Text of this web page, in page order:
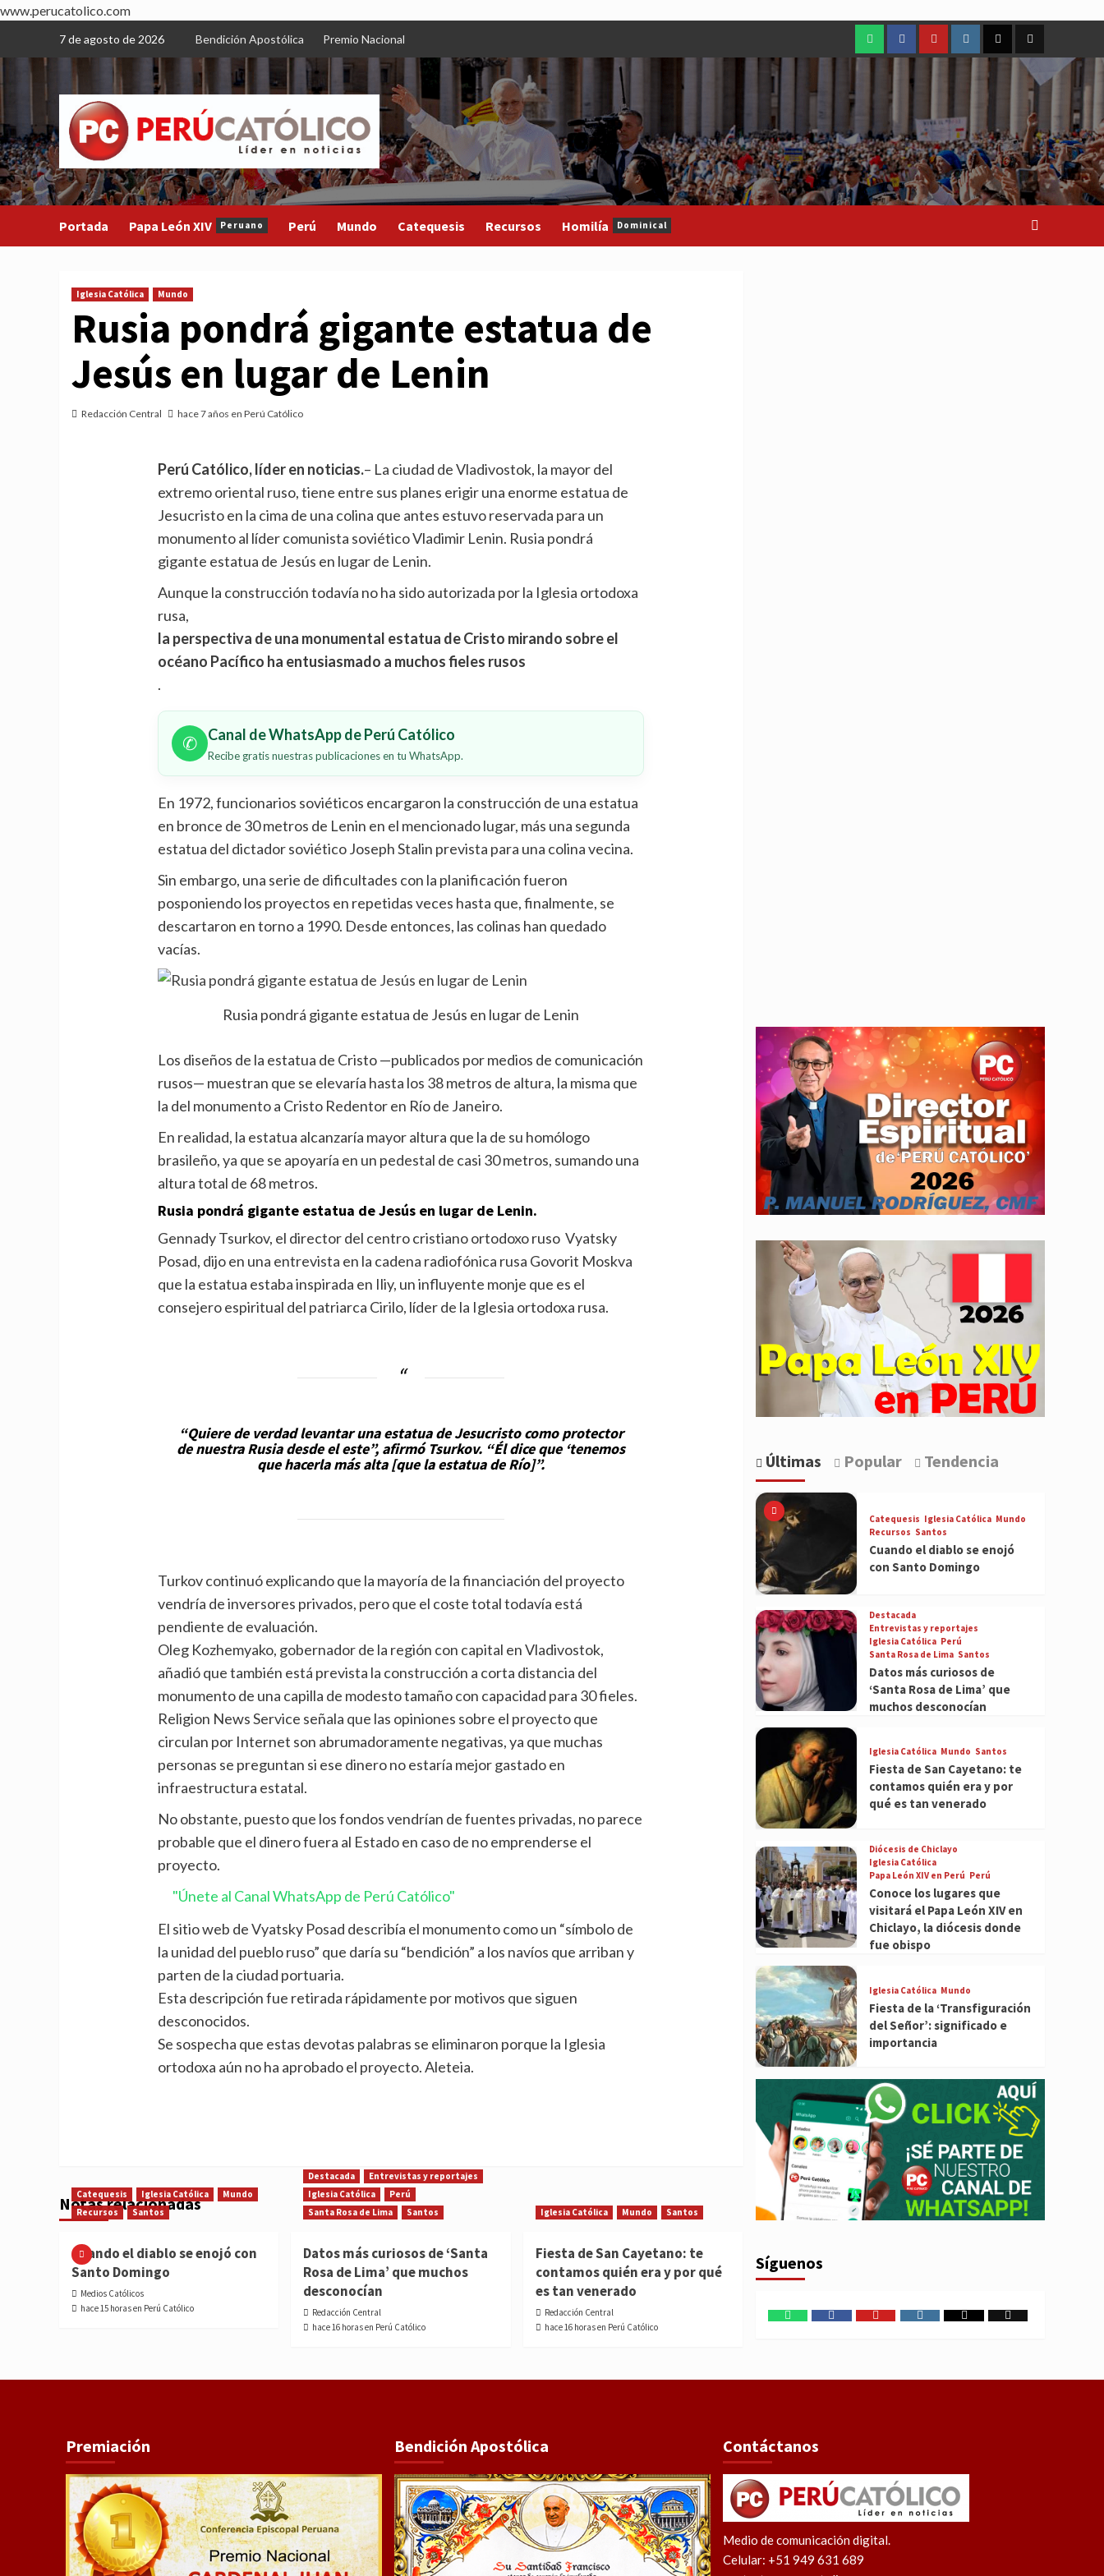
www.perucatolico.com
content
7 de agosto de 2026 Bendición Apostólica Premio Nacional
WhatsAppFacebookYoutubeInstagram
X TikTok
Portada Papa León XIV Peruano Perú Mundo Catequesis Recursos Homilía Dominical
Iglesia Católica Mundo
Rusia pondrá gigante estatua de
Jesús en lugar de Lenin
Redacción Central hace 7 años en Perú Católico
Perú Católico, líder en noticias.– La ciudad de Vladivostok, la mayor del
extremo oriental ruso, tiene entre sus planes erigir una enorme estatua de
Jesucristo en la cima de una colina que antes estuvo reservada para un
monumento al líder comunista soviético Vladimir Lenin. Rusia pondrá
gigante estatua de Jesús en lugar de Lenin.
Aunque la construcción todavía no ha sido autorizada por la Iglesia ortodoxa
rusa,
la perspectiva de una monumental estatua de Cristo mirando sobre el
océano Pacífico ha entusiasmado a muchos fieles rusos
.
✆ Canal de WhatsApp de Perú Católico
Recibe gratis nuestras publicaciones en tu WhatsApp.
En 1972, funcionarios soviéticos encargaron la construcción de una estatua
en bronce de 30 metros de Lenin en el mencionado lugar, más una segunda
estatua del dictador soviético Joseph Stalin prevista para una colina vecina.
Sin embargo, una serie de dificultades con la planificación fueron
posponiendo los proyectos en repetidas veces hasta que, finalmente, se
descartaron en torno a 1990. Desde entonces, las colinas han quedado
vacías.
Rusia pondrá gigante estatua de Jesús en lugar de Lenin
Los diseños de la estatua de Cristo —publicados por medios de comunicación
rusos— muestran que se elevaría hasta los 38 metros de altura, la misma que
la del monumento a Cristo Redentor en Río de Janeiro.
En realidad, la estatua alcanzaría mayor altura que la de su homólogo
brasileño, ya que se apoyaría en un pedestal de casi 30 metros, sumando una
altura total de 68 metros.
Rusia pondrá gigante estatua de Jesús en lugar de Lenin.
Gennady Tsurkov, el director del centro cristiano ortodoxo ruso Vyatsky
Posad, dijo en una entrevista en la cadena radiofónica rusa Govorit Moskva
que la estatua estaba inspirada en Iliy, un influyente monje que es el
consejero espiritual del patriarca Cirilo, líder de la Iglesia ortodoxa rusa.
“Quiere de verdad levantar una estatua de Jesucristo como protector
de nuestra Rusia desde el este”, afirmó Tsurkov. “Él dice que ‘tenemos
que hacerla más alta [que la estatua de Río]”.
Turkov continuó explicando que la mayoría de la financiación del proyecto
vendría de inversores privados, pero que el coste total todavía está
pendiente de evaluación.
Oleg Kozhemyako, gobernador de la región con capital en Vladivostok,
añadió que también está prevista la construcción a corta distancia del
monumento de una capilla de modesto tamaño con capacidad para 30 fieles.
Religion News Service señala que las opiniones sobre el proyecto que
circulan por Internet son abrumadoramente negativas, ya que muchas
personas se preguntan si ese dinero no estaría mejor gastado en
infraestructura estatal.
No obstante, puesto que los fondos vendrían de fuentes privadas, no parece
probable que el dinero fuera al Estado en caso de no emprenderse el
proyecto.
"Únete al Canal WhatsApp de Perú Católico"
El sitio web de Vyatsky Posad describía el monumento como un “símbolo de
la unidad del pueblo ruso” que daría su “bendición” a los navíos que arriban y
parten de la ciudad portuaria.
Esta descripción fue retirada rápidamente por motivos que siguen
desconocidos.
Se sospecha que estas devotas palabras se eliminaron porque la Iglesia
ortodoxa aún no ha aprobado el proyecto. Aleteia.
Notas relacionadas
Catequesis Iglesia Católica
Mundo
Recursos
Santos
Cuando el diablo se enojó con
Santo Domingo
Medios Católicos
hace 15 horas en Perú Católico
Destacada
Entrevistas y reportajes
Iglesia Católica
Perú
Santa Rosa de Lima
Santos
Datos más curiosos de ‘Santa
Rosa de Lima’ que muchos
desconocían
Redacción Central
hace 16 horas en Perú Católico
Iglesia Católica Mundo Santos
Fiesta de San Cayetano: te
contamos quién era y por qué
es tan venerado
Redacción Central
hace 16 horas en Perú Católico
Últimas Popular Tendencia
Catequesis Iglesia Católica Mundo
Recursos Santos
Cuando el diablo se enojó
con Santo Domingo
Destacada
Entrevistas y reportajes
Iglesia Católica Perú
Santa Rosa de Lima Santos
Datos más curiosos de
‘Santa Rosa de Lima’ que
muchos desconocían
Iglesia Católica Mundo Santos
Fiesta de San Cayetano: te
contamos quién era y por
qué es tan venerado
Diócesis de Chiclayo
Iglesia Católica
Papa León XIV en Perú Perú
Conoce los lugares que
visitará el Papa León XIV en
Chiclayo, la diócesis donde
fue obispo
Iglesia Católica Mundo
Fiesta de la ‘Transfiguración
del Señor’: significado e
importancia
Síguenos
WhatsAppFacebookYoutubeInstagram
X TikTok
Premiación Bendición Apostólica Contáctanos
Medio de comunicación digital.
Celular: +51 949 631 689